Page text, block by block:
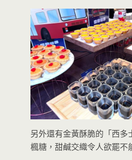
另外還有金黃酥脆的「西多
楓糖，甜鹹交織令人欲罷不